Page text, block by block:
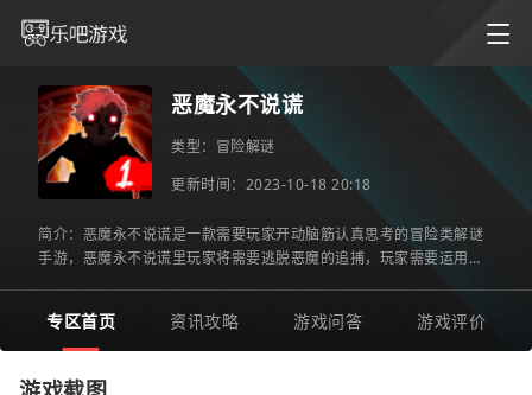
恶魔永不说谎
类型： 冒险解谜
更新时间：2023-10-18 20:18
简介：恶魔永不说谎是一款需要玩家开动脑筋认真思考的冒险类解谜
手游，恶魔永不说谎里玩家将需要逃脱恶魔的追捕，玩家需要运用各
专区首页 资讯攻略 游戏问答 游戏评价